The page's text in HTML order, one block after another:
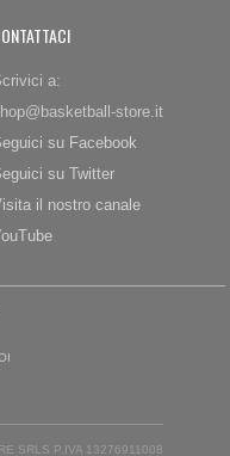
a:
store.it
su Facebook
su Twitter
il nostro canale
SRLS P.IVA 13276911008